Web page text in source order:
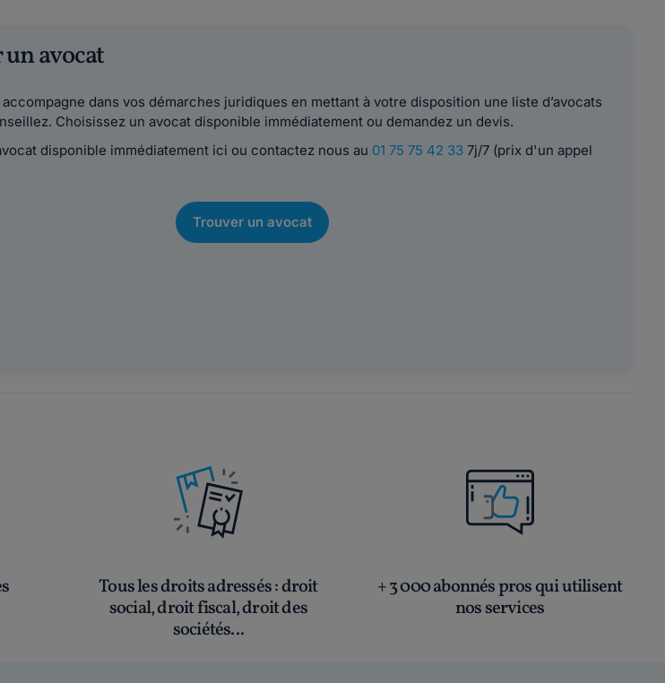
avocat
dans vos démarches juridiques en mettant à votre disposition une liste d’avocats
Choisissez un avocat disponible immédiatement ou demandez un devis.
disponible immédiatement ici ou contactez nous au 01 75 75 42 337j/7 (prix d'un appel
Trouver un avocat
Tous les droits adressés: droit
social, droit fiscal, droit des
sociétés...
+ 3 000 abonnés pros qui utilisent
nos services